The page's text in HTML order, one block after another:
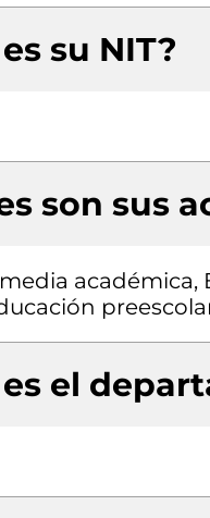
su NIT?
son sus
académica,
es el